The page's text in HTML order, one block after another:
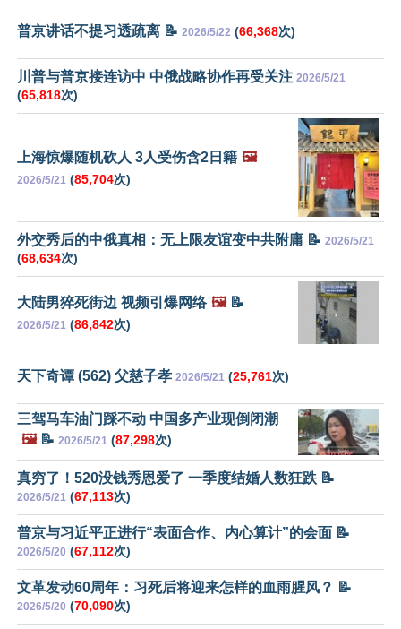
普京讲话不提习透疏离 📝 2026/5/22 (66,368次)
川普与普京接连访中 中俄战略协作再受关注 2026/5/21
(65,818次)
上海惊爆随机砍人 3人受伤含2日籍 🖼️
2026/5/21 (85,704次)
外交秀后的中俄真相：无上限友谊变中共附庸 📝 2026/5/21
(68,634次)
大陆男猝死街边 视频引爆网络 🖼️📝
2026/5/21 (86,842次)
天下奇谭 (562) 父慈子孝 2026/5/21 (25,761次)
三驾马车油门踩不动 中国多产业现倒闭潮
🖼️📝 2026/5/21 (87,298次)
真穷了！520没钱秀恩爱了 一季度结婚人数狂跌 📝
2026/5/21 (67,113次)
普京与习近平正进行“表面合作、内心算计”的会面 📝
2026/5/20 (67,112次)
文革发动60周年：习死后将迎来怎样的血雨腥风？ 📝
2026/5/20 (70,090次)